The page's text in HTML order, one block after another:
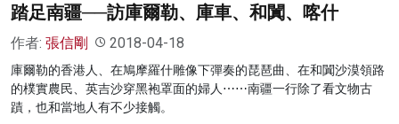
踏足南疆──訪庫爾勒、庫車、和闐、喀什
作者: 張信剛 2018-04-18
庫爾勒的香港人、在鳩摩羅什雕像下彈奏的琵琶曲、在和闐沙漠領路
的樸實農民、英吉沙穿黑袍罩面的婦人⋯⋯南疆一行除了看文物古
蹟，也和當地人有不少接觸。